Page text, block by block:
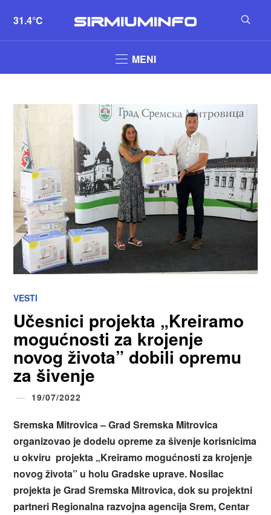
31.4°C
MENI
VESTI
Učesnici projekta „Kreiramo
mogućnosti za krojenje
novog života” dobili opremu
za šivenje
19/07/2022
Sremska Mitrovica – Grad Sremska Mitrovica
organizovao je dodelu opreme za šivenje korisnicima
u okviru projekta „Kreiramo mogućnosti za krojenje
novog života” u holu Gradske uprave. Nosilac
projekta je Grad Sremska Mitrovica, dok su projektni
partneri Regionalna razvojna agencija Srem, Centar